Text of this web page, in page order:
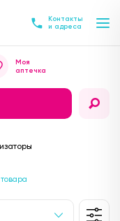
Контакты
и адреса
Моя
аптечка